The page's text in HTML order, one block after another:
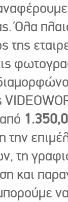
Όλα
της
την
τη
και